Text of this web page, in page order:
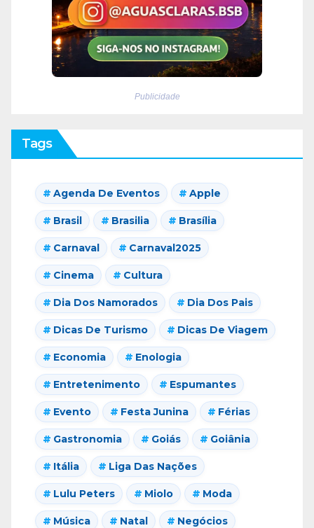
Publicidade
Tags
Agenda De Eventos Apple
Brasil Brasilia Brasília
Carnaval Carnaval2025
Cinema Cultura
Dia Dos Namorados Dia Dos Pais
Dicas De Turismo Dicas De Viagem
Economia Enologia
Entretenimento Espumantes
Evento Festa Junina Férias
Gastronomia Goiás Goiânia
Itália Liga Das Nações
Lulu Peters Miolo Moda
Música Natal Negócios